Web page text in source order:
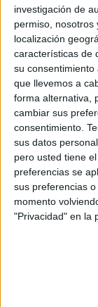
investigación de
permiso, nosotros
localización
características de
su
que llevemos a
forma alternativa,
cambiar sus
consentimiento.
sus datos
pero usted tiene
preferencias se
sus preferencias
momento
"Privacidad" en la